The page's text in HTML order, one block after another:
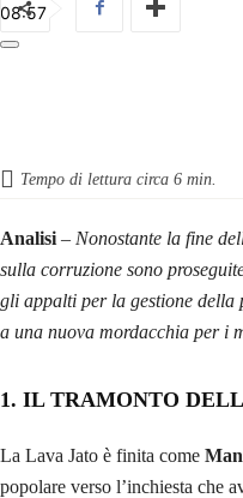
08:57
Tempo di lettura circa 6 min.
Analisi – Nonostante la fine
sulla corruzione sono
gli appalti per la gestione della
a una nuova mordacchia per i
1. IL TRAMONTO
La Lava Jato è finita come
popolare verso l’inchiesta che